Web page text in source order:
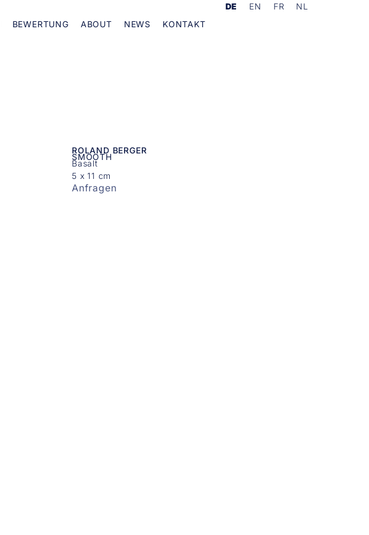
DE EN FR
NL
BEWERTUNG ABOUT NEWS KONTAKT
ROLAND BERGER
SMOOTH
Basalt
5 x 11 cm
Anfragen